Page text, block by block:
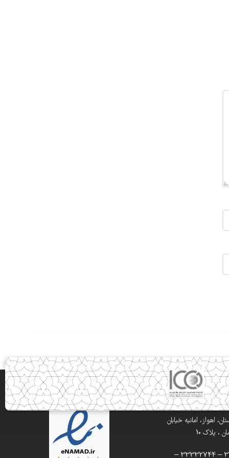
اهواز، امانیه خیابان
، پلاک 10
تلفن: 33332900 – 33332744 –